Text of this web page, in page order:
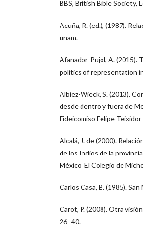
BBS, British Bible Society,
Acuña, R. (ed.), (1987).
unam.
Afanador-Pujol, A. (2015).
politics of representation
Albiez-Wieck, S. (2013).
desde dentro y fuera de
Fideicomiso Felipe
Alcalá, J. de (2000).
de los Indios de la
México, El Colegio de
Carlos Casa, B. (1985).
Carot, P. (2008). Otra
26- 40.